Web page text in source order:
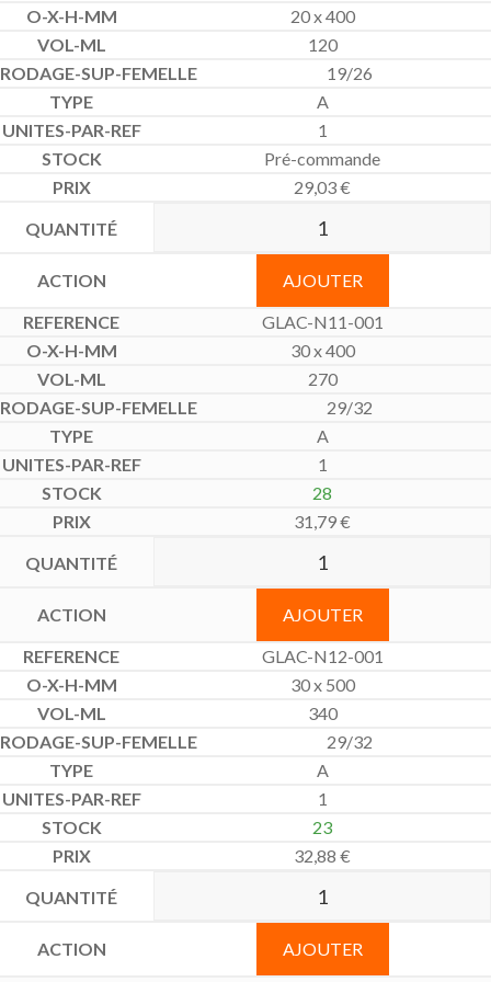
20 x 400
120
19/26
A
1
Pré-commande
29,03€
AJOUTER
GLAC-N11-001
30 x 400
270
29/32
A
1
28
31,79€
AJOUTER
GLAC-N12-001
30 x 500
340
29/32
A
1
23
32,88 €
AJOUTER